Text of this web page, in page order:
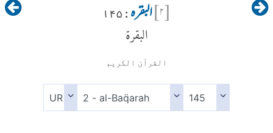
[۲]البقرہ : ۱۴۵
البقرة
القرآن الكريم